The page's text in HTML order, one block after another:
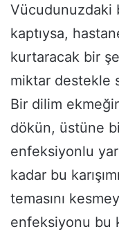
Vücudunuzdaki
kaptıysa,
kurtaracak bir
miktar destekle
Bir dilim
dökün, üstüne
enfeksiyonlu
kadar bu
temasını
enfeksiyonu bu